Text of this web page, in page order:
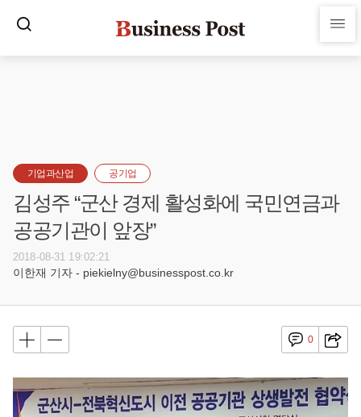
기업과산업 공기업
김성주 “군산 경제 활성화에 국민연금과
공공기관이 앞장”
2018-08-31 19:02:21
이한재 기자 - piekielny@businesspost.co.kr
0